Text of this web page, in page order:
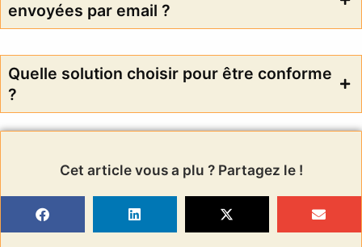
envoyées par email ?
Quelle solution choisir pour être conforme
?
Cet article vous a plu ? Partagez le !